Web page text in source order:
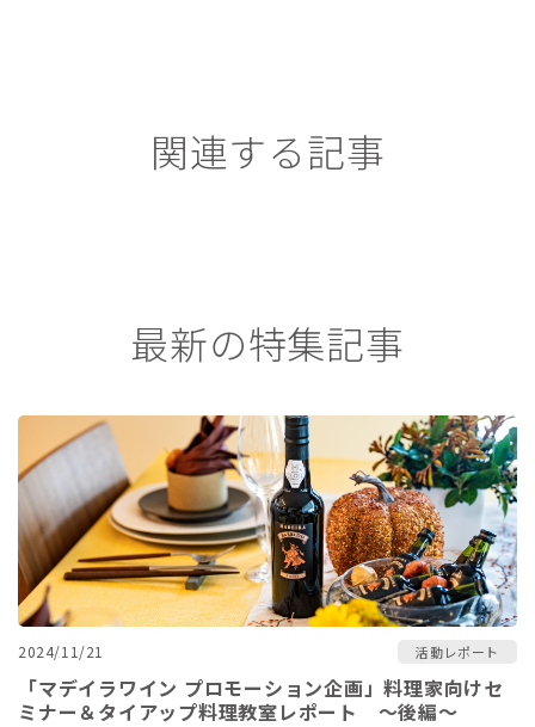
関連する記事
最新の特集記事
2024/11/21 活動レポート
「マデイラワイン プロモーション企画」料理家向けセ
ミナー＆タイアップ料理教室レポート ～後編～